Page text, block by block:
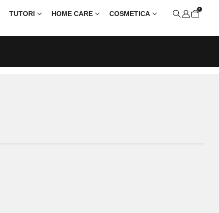
TUTORI HOME CARE
COSMETICA
0